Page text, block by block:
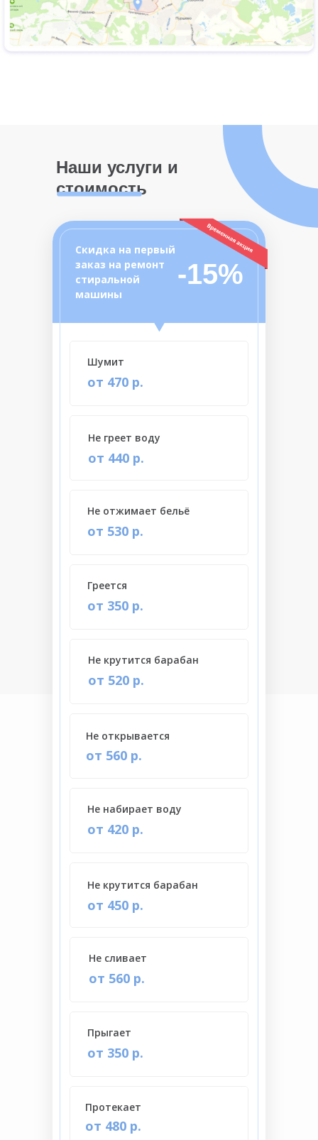
Наши услуги и
стоимость
Скидка на первый
заказ на ремонт
стиральной
машины
-15%
от 470 р.
Шумит
от 420 р.
Не набирает воду
от 520 р.
Не крутится барабан
от 440 р.
Не греет воду
от 450 р.
Не крутится барабан
от 560 р.
Не открывается
от 530 р.
Не отжимает бельё
от 560 р.
Не сливает
от 480 р.
Протекает
от 350 р.
Греется
от 350 р.
Прыгает